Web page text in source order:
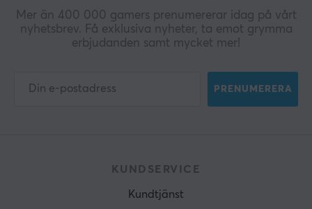
Mer än 400 000 gamers prenumererar idag på vårt
nyhetsbrev. Få exklusiva nyheter, ta emot grymma
erbjudanden samt mycket mer!
PRENUMERERA
KUNDSERVICE
Kundtjänst